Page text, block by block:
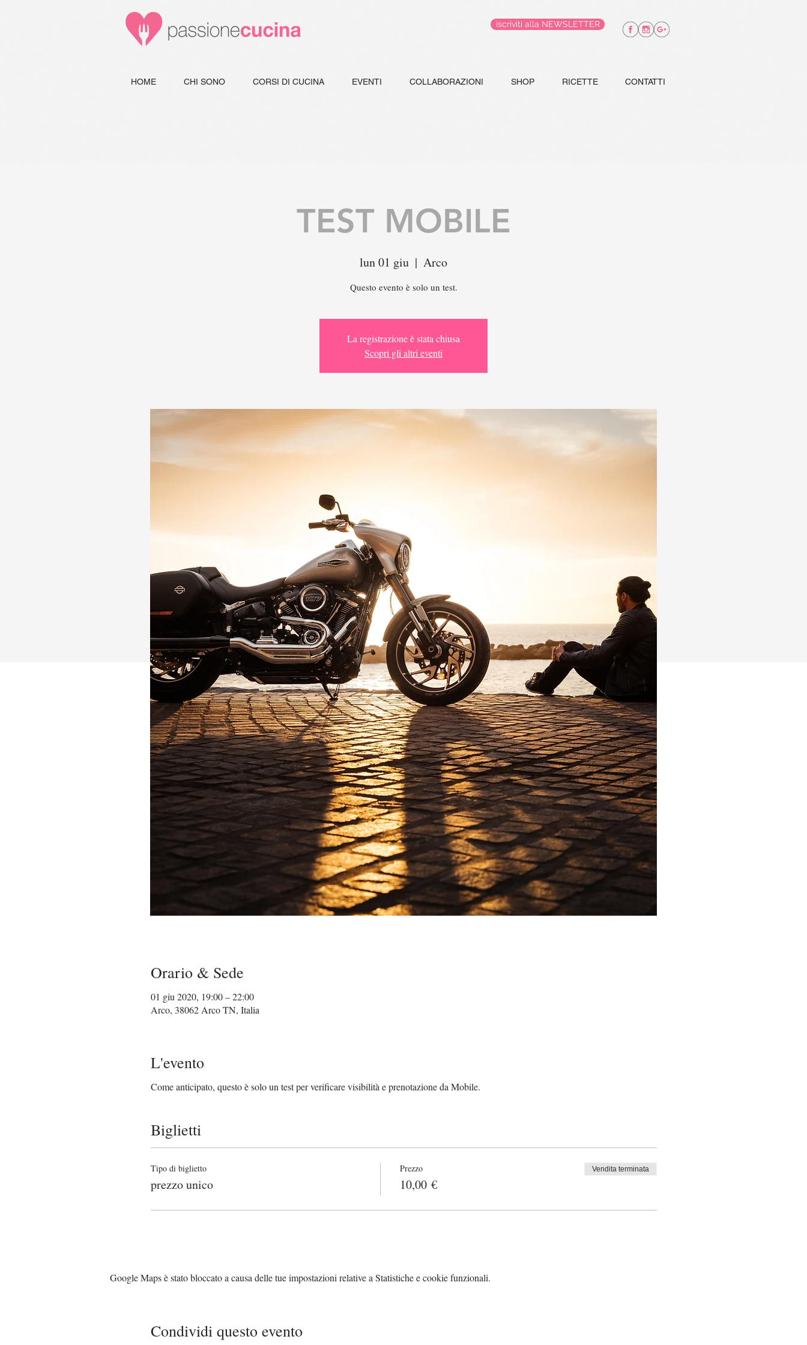
iscriviti alla NEWSLETTER
HOME CHI SONO CORSI DI CUCINA EVENTI COLLABORAZIONI SHOP RICETTE CONTATTI
TEST MOBILE
lun 01 giu
  |
Arco
Questo evento è solo un test.
La registrazione è stata chiusa
Scopri gli altri eventi
Orario & Sede
01 giu 2020, 19:00 – 22:00
Arco, 38062 Arco TN, Italia
L'evento
Come anticipato, questo è solo un test per verificare visibilità e prenotazione da Mobile.
Biglietti
Tipo di biglietto
prezzo unico
Prezzo
10,00 €
Vendita terminata
Google Maps è stato bloccato a causa delle tue impostazioni relative a Statistiche e cookie funzionali.
Condividi questo evento